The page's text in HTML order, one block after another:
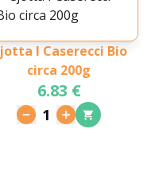
I Caserecci Bio
circa 200g
6.83 €
1